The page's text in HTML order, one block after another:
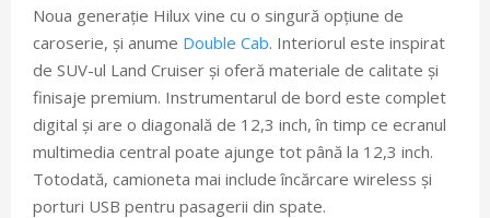
Noua generație Hilux vine cu o singură opțiune de
caroserie, și anume Double Cab. Interiorul este inspirat
de SUV-ul Land Cruiser și oferă materiale de calitate și
finisaje premium. Instrumentarul de bord este complet
digital și are o diagonală de 12,3 inch, în timp ce ecranul
multimedia central poate ajunge tot până la 12,3 inch.
Totodată, camioneta mai include încărcare wireless și
porturi USB pentru pasagerii din spate.